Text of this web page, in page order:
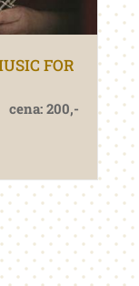
FOR
cena: 200,-